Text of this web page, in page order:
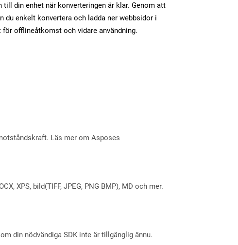
till din enhet när konverteringen är klar. Genom att
du enkelt konvertera och ladda ner webbsidor i
offlineåtkomst och vidare användning.
Läs mer om Asposes
XPS, bild(TIFF, JPEG, PNG BMP), MD och mer.
din nödvändiga SDK inte är tillgänglig ännu.